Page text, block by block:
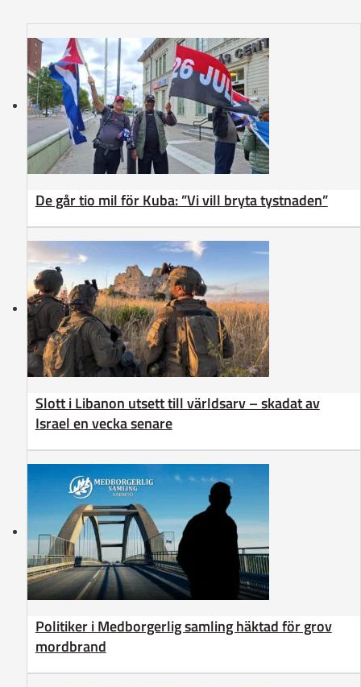
De går tio mil för Kuba: ”Vi vill bryta tystnaden”
Slott i Libanon utsett till världsarv – skadat av
Israel en vecka senare
Politiker i Medborgerlig samling häktad för grov
mordbrand